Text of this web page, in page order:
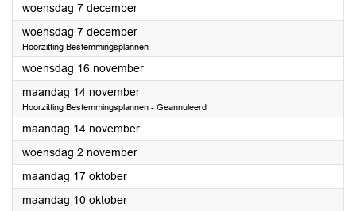
woensdag 7 december2022
woensdag 7 december2022
Hoorzitting Bestemmingsplannen
woensdag 16 november2022
maandag 14 november2022
Hoorzitting Bestemmingsplannen - Geannuleerd
maandag 14 november2022
woensdag 2 november2022
maandag 17 oktober2022
maandag 10 oktober2022